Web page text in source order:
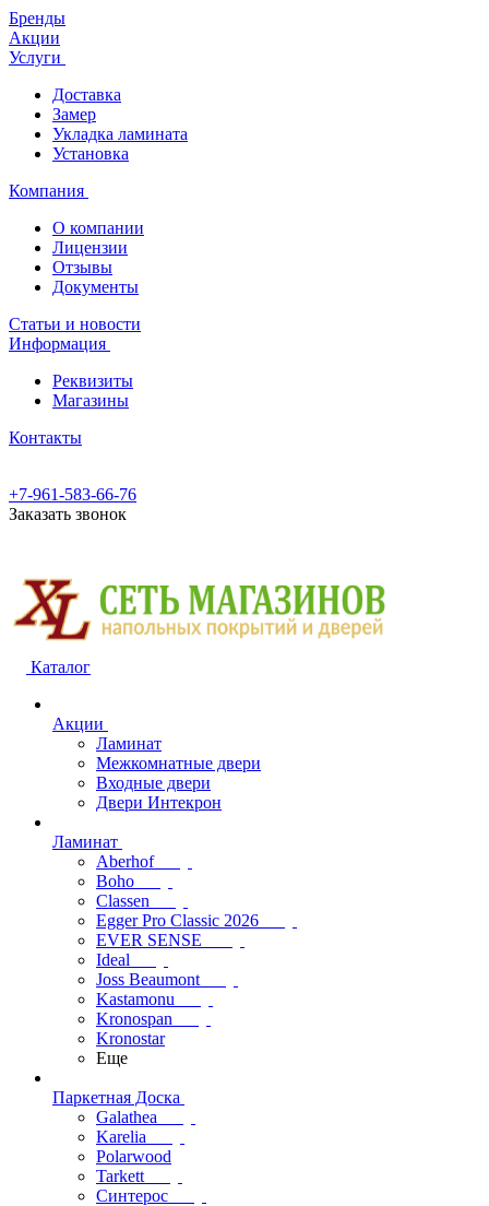
Бренды
Акции
Услуги
Доставка
Замер
Укладка ламината
Установка
Компания
О компании
Лицензии
Отзывы
Документы
Статьи и новости
Информация
Реквизиты
Магазины
Контакты
+7-961-583-66-76
Заказать звонок
Каталог
Акции
Ламинат
Межкомнатные двери
Входные двери
Двери Интекрон
Ламинат
Aberhof
Boho
Classen
Egger Pro Classic 2026
EVER SENSE
Ideal
Joss Beaumont
Kastamonu
Kronospan
Kronostar
Еще
Паркетная Доска
Galathea
Karelia
Polarwood
Tarkett
Синтерос